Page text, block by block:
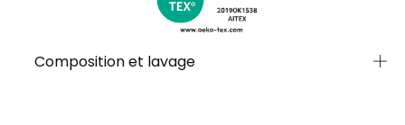
Composition et lavage